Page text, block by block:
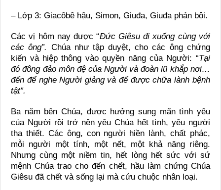
– Lớp 3: Giacôbê hậu, Simon, Giuđa, Giuđa phản bội.
Các vị hôm nay được “Đức Giêsu đi xuống cùng với
các ông”. Chúa như tập duyệt, cho các ông chứng
kiến và hiệp thông vào quyền năng của Người: “Tại
đó đông đảo môn đệ của Người và đoàn lũ khắp nơi…
đến để nghe Người giảng và để được chữa lành bệnh
tật”.
Ba năm bên Chúa, được hưởng sung mãn tình yêu
của Người rồi trở nên yêu Chúa hết tình, yêu người
tha thiết. Các ông, con người hiền lành, chất phác,
mỗi người một tính, một nết, một khả năng riêng.
Nhưng cùng một niềm tin, hết lòng hết sức với sứ
mệnh Chúa trao cho đến chết, hầu làm chứng Chúa
Giêsu đã chết và sống lại mà cứu chuộc nhân loại.